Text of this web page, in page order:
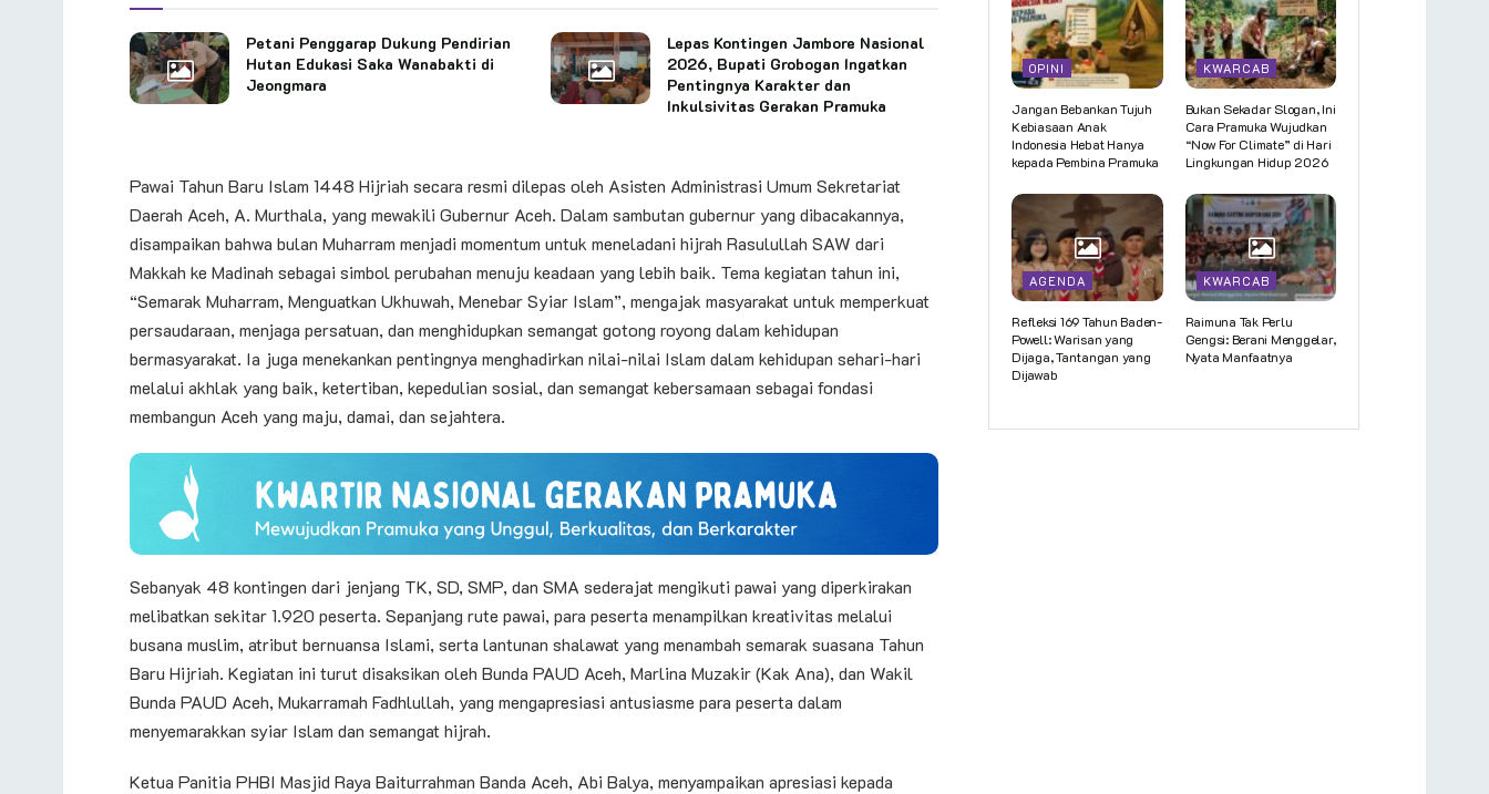
Petani Penggarap Dukung Pendirian
Hutan Edukasi Saka Wanabakti di
Jeongmara
Lepas Kontingen Jambore Nasional
2026, Bupati Grobogan Ingatkan
Pentingnya Karakter dan
Inkulsivitas Gerakan Pramuka
Pawai Tahun Baru Islam 1448 Hijriah secara resmi dilepas oleh Asisten Administrasi Umum Sekretariat
Daerah Aceh, A. Murthala, yang mewakili Gubernur Aceh. Dalam sambutan gubernur yang dibacakannya,
disampaikan bahwa bulan Muharram menjadi momentum untuk meneladani hijrah Rasulullah SAW dari
Makkah ke Madinah sebagai simbol perubahan menuju keadaan yang lebih baik. Tema kegiatan tahun ini,
“Semarak Muharram, Menguatkan Ukhuwah, Menebar Syiar Islam”, mengajak masyarakat untuk memperkuat
persaudaraan, menjaga persatuan, dan menghidupkan semangat gotong royong dalam kehidupan
bermasyarakat. Ia juga menekankan pentingnya menghadirkan nilai-nilai Islam dalam kehidupan sehari-hari
melalui akhlak yang baik, ketertiban, kepedulian sosial, dan semangat kebersamaan sebagai fondasi
membangun Aceh yang maju, damai, dan sejahtera.
Sebanyak 48 kontingen dari jenjang TK, SD, SMP, dan SMA sederajat mengikuti pawai yang diperkirakan
melibatkan sekitar 1.920 peserta. Sepanjang rute pawai, para peserta menampilkan kreativitas melalui
busana muslim, atribut bernuansa Islami, serta lantunan shalawat yang menambah semarak suasana Tahun
Baru Hijriah. Kegiatan ini turut disaksikan oleh Bunda PAUD Aceh, Marlina Muzakir (Kak Ana), dan Wakil
Bunda PAUD Aceh, Mukarramah Fadhlullah, yang mengapresiasi antusiasme para peserta dalam
menyemarakkan syiar Islam dan semangat hijrah.
Ketua Panitia PHBI Masjid Raya Baiturrahman Banda Aceh, Abi Balya, menyampaikan apresiasi kepada
OPINI
Jangan Bebankan Tujuh
Kebiasaan Anak
Indonesia Hebat Hanya
kepada Pembina Pramuka
KWARCAB
Bukan Sekadar Slogan, Ini
Cara Pramuka Wujudkan
“Now For Climate” di Hari
Lingkungan Hidup 2026
AGENDA
Refleksi 169 Tahun Baden-
Powell: Warisan yang
Dijaga, Tantangan yang
Dijawab
KWARCAB
Raimuna Tak Perlu
Gengsi: Berani Menggelar,
Nyata Manfaatnya